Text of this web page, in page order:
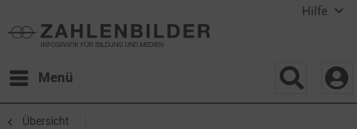
Hilfe
Menü
Übersicht